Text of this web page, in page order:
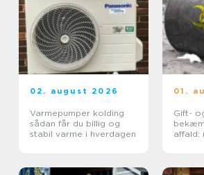
02. august 2026
Varmepumper kolding
sådan får du billig og
stabil varme i hverdagen
01.
Gift-
affald: